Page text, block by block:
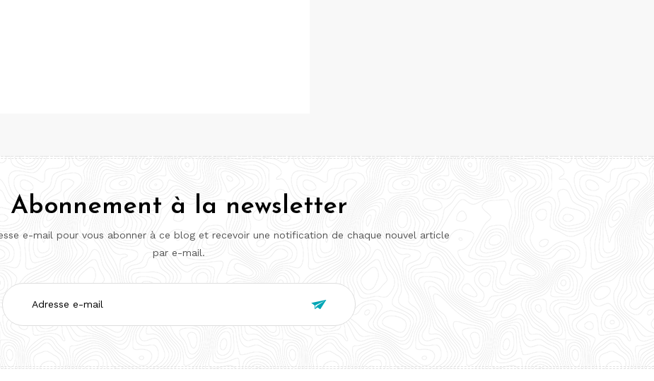
Abonnement à la newsletter
e-mail pour vous abonner à ce blog et recevoir une notification de chaque nouvel article
par e-mail.
Adresse
e-
mail
